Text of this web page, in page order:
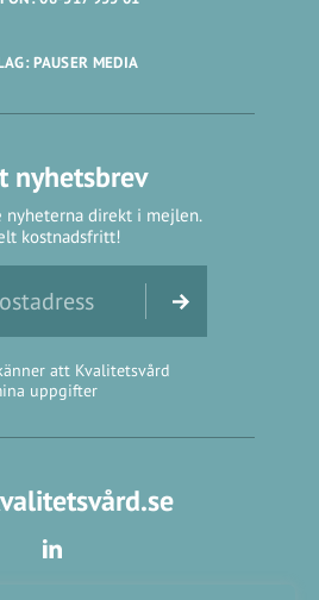
PAUSER MEDIA
nyhetsbrev
nyheterna direkt i mejlen.
kostnadsfritt!
att Kvalitetsvård
uppgifter